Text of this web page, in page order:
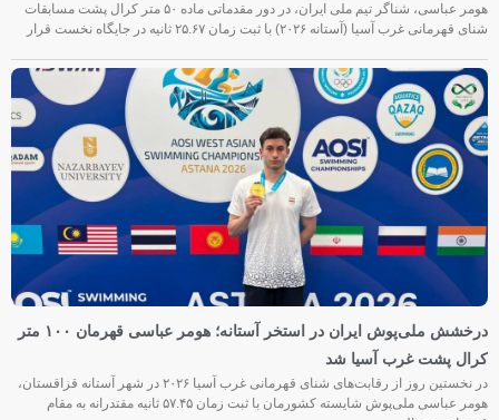
هومر عباسی، شناگر تیم ملی ایران، در دور مقدماتی ماده ۵۰ متر کرال پشت مسابقات
شنای قهرمانی غرب آسیا (آستانه ۲۰۲۶) با ثبت زمان ۲۵.۶۷ ثانیه در جایگاه نخست قرار
درخشش ملی‌پوش ایران در استخر آستانه؛ هومر عباسی قهرمان ۱۰۰ متر
کرال پشت غرب آسیا شد
در نخستین روز از رقابت‌های شنای قهرمانی غرب آسیا ۲۰۲۶ در شهر آستانه قزاقستان،
هومر عباسی ملی‌پوش شایسته کشورمان با ثبت زمان ۵۷.۴۵ ثانیه مقتدرانه به مقام